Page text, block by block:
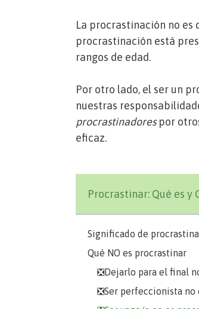
La procrastinación no es
procrastinación está
rangos de edad.
Por otro lado, el ser un
nuestras
procrastinadorespor
eficaz.
Procrastinar: Qué es y
Significado de
Qué NO es procrastinar
❎Dejarlo para el final
❎Ser perfeccionista